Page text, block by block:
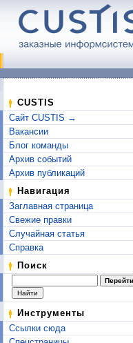
CUSTIS
Сайт CUSTIS →
Вакансии
Блог команды
Архив событий
Архив публикаций
Навигация
Заглавная страница
Свежие правки
Случайная статья
Справка
Поиск
Инструменты
Ссылки сюда